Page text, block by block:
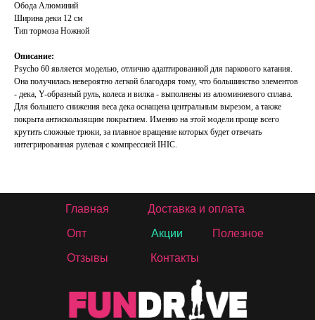
Обода Алюминий
Ширина деки 12 см
Тип тормоза Ножной
Описание:
Psycho 60 является моделью, отлично адаптированной для паркового катания.
Она получилась невероятно легкой благодаря тому, что большинство элементов
- дека, Y-образный руль, колеса и вилка - выполнены из алюминиевого сплава.
Для большего снижения веса дека оснащена центральным вырезом, а также
покрыта антискользящим покрытием. Именно на этой модели проще всего
крутить сложные трюки, за плавное вращение которых будет отвечать
интегрированная рулевая с компрессией IHIC.
Главная Доставка и оплата
Опт
Отзывы
Акции
Контакты
Полезное